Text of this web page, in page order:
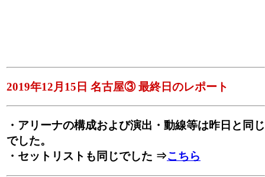
2019年12月15日 名古屋③ 最終日のレポート
・アリーナの構成および演出・動線等は昨日と同じ
でした。
・セットリストも同じでした ⇒こちら